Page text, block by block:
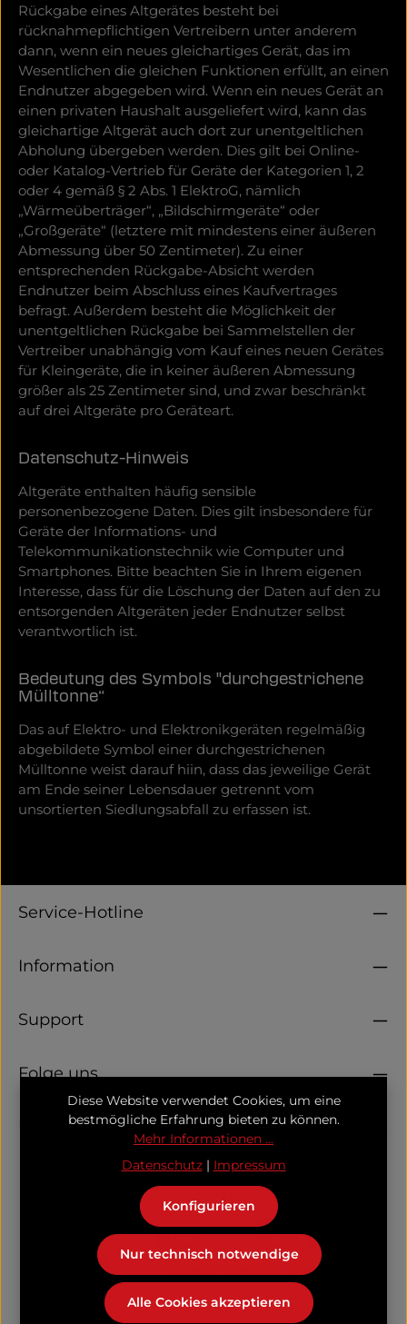
Rückgabe eines Altgerätes besteht bei
rücknahmepflichtigen Vertreibern unter anderem
dann, wenn ein neues gleichartiges Gerät, das im
Wesentlichen die gleichen Funktionen erfüllt, an einen
Endnutzer abgegeben wird. Wenn ein neues Gerät an
einen privaten Haushalt ausgeliefert wird, kann das
gleichartige Altgerät auch dort zur unentgeltlichen
Abholung übergeben werden. Dies gilt bei Online-
oder Katalog-Vertrieb für Geräte der Kategorien 1, 2
oder 4 gemäß § 2 Abs. 1 ElektroG, nämlich
„Wärmeüberträger“, „Bildschirmgeräte“ oder
„Großgeräte“ (letztere mit mindestens einer äußeren
Abmessung über 50 Zentimeter). Zu einer
entsprechenden Rückgabe-Absicht werden
Endnutzer beim Abschluss eines Kaufvertrages
befragt. Außerdem besteht die Möglichkeit der
unentgeltlichen Rückgabe bei Sammelstellen der
Vertreiber unabhängig vom Kauf eines neuen Gerätes
für Kleingeräte, die in keiner äußeren Abmessung
größer als 25 Zentimeter sind, und zwar beschränkt
auf drei Altgeräte pro Geräteart.
Datenschutz-Hinweis
Altgeräte enthalten häufig sensible
personenbezogene Daten. Dies gilt insbesondere für
Geräte der Informations- und
Telekommunikationstechnik wie Computer und
Smartphones. Bitte beachten Sie in Ihrem eigenen
Interesse, dass für die Löschung der Daten auf den zu
entsorgenden Altgeräten jeder Endnutzer selbst
verantwortlich ist.
Bedeutung des Symbols "durchgestrichene
Mülltonne“
Das auf Elektro- und Elektronikgeräten regelmäßig
abgebildete Symbol einer durchgestrichenen
Mülltonne weist darauf hiin, dass das jeweilige Gerät
am Ende seiner Lebensdauer getrennt vom
unsortierten Siedlungsabfall zu erfassen ist.
Service-Hotline
Information
Support
Folge uns
Unser Kooperationspartner
Diese Website verwendet Cookies, um eine
bestmögliche Erfahrung bieten zu können.
Mehr Informationen ...
Datenschutz| Impressum
Nur technisch notwendige
Konfigurieren
Alle Cookies akzeptieren